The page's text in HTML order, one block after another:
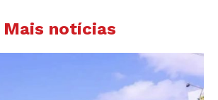
Mais notícias